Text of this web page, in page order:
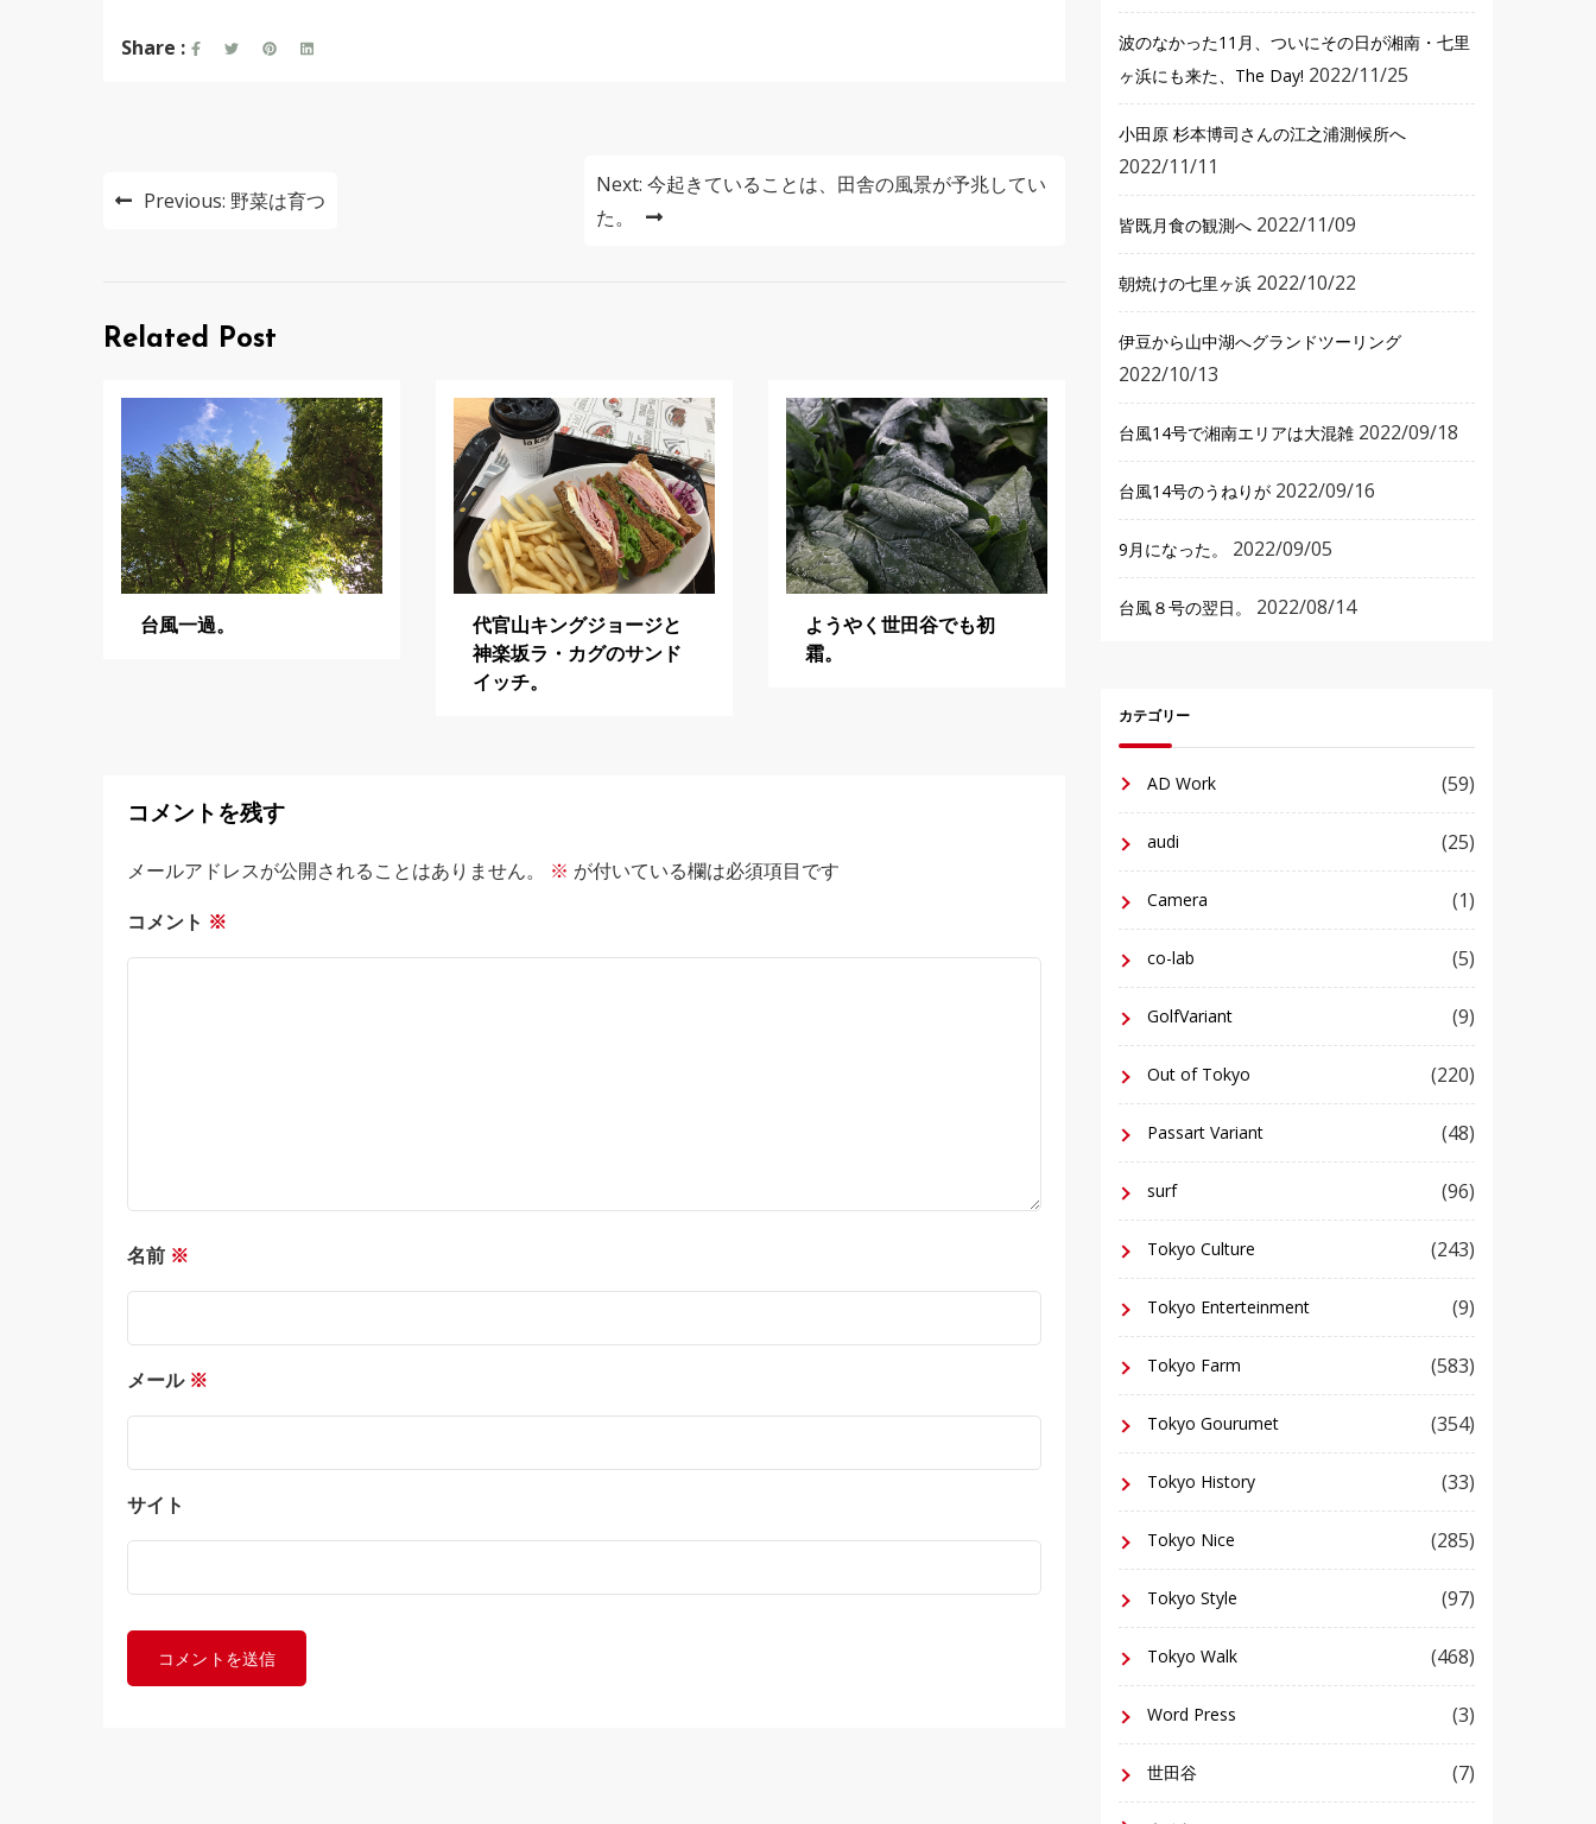
Share :
ゲ
ョ
ン
Previous: 野菜は育つ
Next: 今起きていることは、田舎の風景が予兆してい
た。
Related Post
台風一過。
代官山キングジョージと
神楽坂ラ・カグのサンド
イッチ。
ようやく世田谷でも初
霜。
コメントを残す
メールアドレスが公開されることはありません。 ※ が付いている欄は必須項目です
コメント ※
名前 ※
メール ※
サイト
波のなかった11月、ついにその日が湘南・七里
ヶ浜にも来た、The Day! 2022/11/25
小田原 杉本博司さんの江之浦測候所へ
2022/11/11
皆既月食の観測へ 2022/11/09
朝焼けの七里ヶ浜 2022/10/22
伊豆から山中湖へグランドツーリング
2022/10/13
台風14号で湘南エリアは大混雑 2022/09/18
台風14号のうねりが 2022/09/16
9月になった。 2022/09/05
台風８号の翌日。 2022/08/14
カテゴリー
AD Work (59)
audi (25)
Camera (1)
co-lab (5)
GolfVariant (9)
Out of Tokyo (220)
Passart Variant (48)
surf (96)
Tokyo Culture (243)
Tokyo Enterteinment (9)
Tokyo Farm (583)
Tokyo Gourumet (354)
Tokyo History (33)
Tokyo Nice (285)
Tokyo Style (97)
Tokyo Walk (468)
Word Press (3)
世田谷 (7)